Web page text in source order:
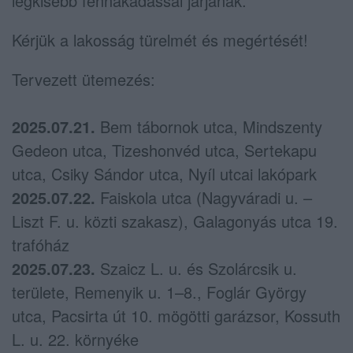
Kérjük a lakosság türelmét és megértését!
Tervezett ütemezés:
2025.07.21. Bem tábornok utca, Mindszenty
Gedeon utca, Tizeshonvéd utca, Sertekapu
utca, Csiky Sándor utca, Nyíl utcai lakópark
2025.07.22. Faiskola utca (Nagyváradi u. –
Liszt F. u. közti szakasz), Galagonyás utca 19.
trafóház
2025.07.23. Szaicz L. u. és Szolárcsik u.
területe, Remenyik u. 1–8., Foglár György
utca, Pacsirta út 10. mögötti garázsor, Kossuth
L. u. 22. környéke